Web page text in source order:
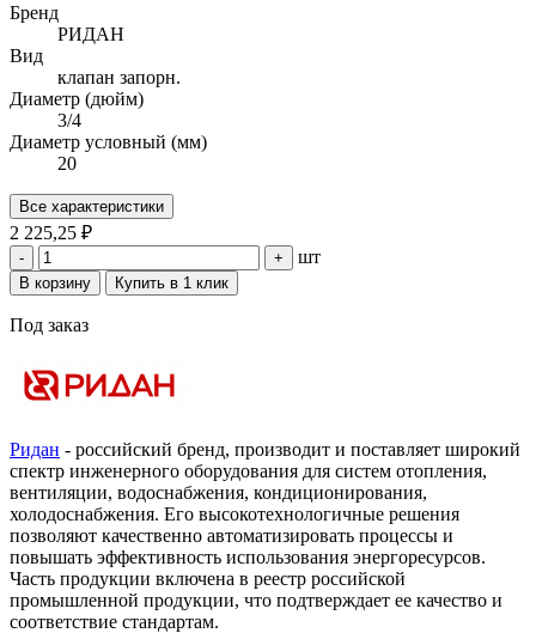
Бренд
РИДАН
Вид
клапан запорн.
Диаметр (дюйм)
3/4
Диаметр условный (мм)
20
Все характеристики
2 225,25 ₽
- + шт
В корзину Купить в 1 клик
Под заказ
Ридан - российский бренд, производит и поставляет широкий
спектр инженерного оборудования для систем отопления,
вентиляции, водоснабжения, кондиционирования,
холодоснабжения. Его высокотехнологичные решения
позволяют качественно автоматизировать процессы и
повышать эффективность использования энергоресурсов.
Часть продукции включена в реестр российской
промышленной продукции, что подтверждает ее качество и
соответствие стандартам.